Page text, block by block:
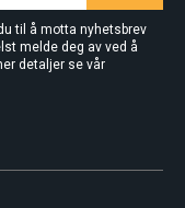
til å motta nyhetsbrev
melde deg av ved å
detaljer se vår